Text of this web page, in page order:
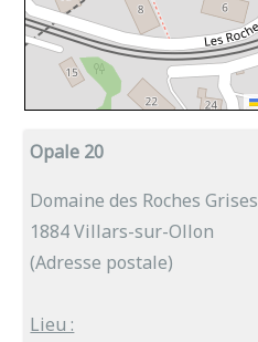
Opale 20
Domaine des Roches Grises
1884 Villars-sur-Ollon
(Adresse postale)
Lieu :